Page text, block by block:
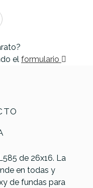
el formulario
de 26x16. La
en todas y
de fundas para